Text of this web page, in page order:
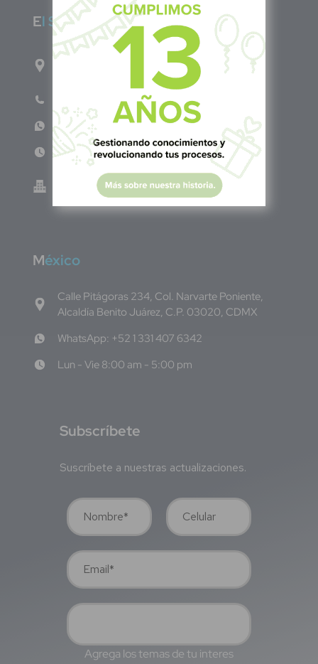
El Salvador
1ro Cll Pte, y 61 Av Nte, #3206, Local 9, San
Teléfono: +503 6986 1402
WhatsApp: +503 7687 3923
Lun - Vie 8:00am - 5:00pm
Green Know S.A de C.V - El Salvador 0614-
220118-102-0
México
Calle Pitágoras 234, Col. Narvarte Poniente,
Alcaldía Benito Juárez, C.P. 03020, CDMX
WhatsApp: +52 1 331 407 6342
Lun - Vie 8:00 am - 5:00 pm
Subscríbete
Suscríbete a nuestras actualizaciones.
Agrega los temas de tu interes